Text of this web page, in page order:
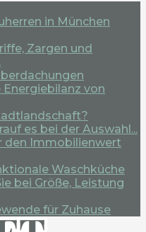
in München
Zargen und
von
es bei der Auswahl...
den Immobilienwert
Waschküche
bei Größe, Leistung
für Zuhause